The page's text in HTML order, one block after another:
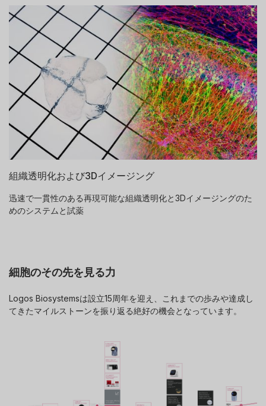
組織透明化および3Dイメージング
迅速で一貫性のある再現可能な組織透明化と3Dイメージングのた
めのシステムと試薬
細胞のその先を見る力
Logos Biosystemsは設立15周年を迎え、これまでの歩みや達成し
てきたマイルストーンを振り返る絶好の機会となっています。